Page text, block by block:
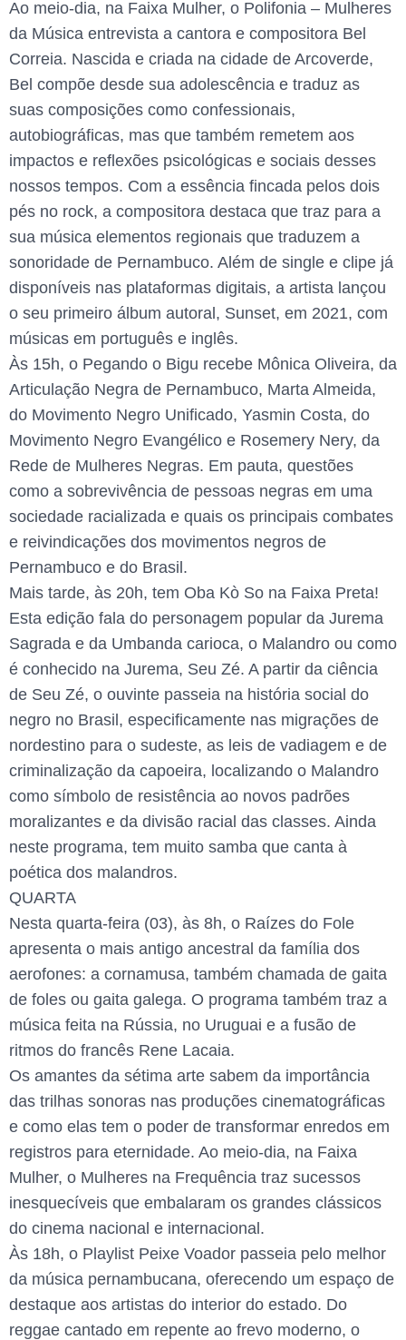
Ao meio-dia, na Faixa Mulher, o Polifonia – Mulheres
da Música entrevista a cantora e compositora Bel
Correia. Nascida e criada na cidade de Arcoverde,
Bel compõe desde sua adolescência e traduz as
suas composições como confessionais,
autobiográficas, mas que também remetem aos
impactos e reflexões psicológicas e sociais desses
nossos tempos. Com a essência fincada pelos dois
pés no rock, a compositora destaca que traz para a
sua música elementos regionais que traduzem a
sonoridade de Pernambuco. Além de single e clipe já
disponíveis nas plataformas digitais, a artista lançou
o seu primeiro álbum autoral, Sunset, em 2021, com
músicas em português e inglês.
Às 15h, o Pegando o Bigu recebe Mônica Oliveira, da
Articulação Negra de Pernambuco, Marta Almeida,
do Movimento Negro Unificado, Yasmin Costa, do
Movimento Negro Evangélico e Rosemery Nery, da
Rede de Mulheres Negras. Em pauta, questões
como a sobrevivência de pessoas negras em uma
sociedade racializada e quais os principais combates
e reivindicações dos movimentos negros de
Pernambuco e do Brasil.
Mais tarde, às 20h, tem Oba Kò So na Faixa Preta!
Esta edição fala do personagem popular da Jurema
Sagrada e da Umbanda carioca, o Malandro ou como
é conhecido na Jurema, Seu Zé. A partir da ciência
de Seu Zé, o ouvinte passeia na história social do
negro no Brasil, especificamente nas migrações de
nordestino para o sudeste, as leis de vadiagem e de
criminalização da capoeira, localizando o Malandro
como símbolo de resistência ao novos padrões
moralizantes e da divisão racial das classes. Ainda
neste programa, tem muito samba que canta à
poética dos malandros.
QUARTA
Nesta quarta-feira (03), às 8h, o Raízes do Fole
apresenta o mais antigo ancestral da família dos
aerofones: a cornamusa, também chamada de gaita
de foles ou gaita galega. O programa também traz a
música feita na Rússia, no Uruguai e a fusão de
ritmos do francês Rene Lacaia.
Os amantes da sétima arte sabem da importância
das trilhas sonoras nas produções cinematográficas
e como elas tem o poder de transformar enredos em
registros para eternidade. Ao meio-dia, na Faixa
Mulher, o Mulheres na Frequência traz sucessos
inesquecíveis que embalaram os grandes clássicos
do cinema nacional e internacional.
Às 18h, o Playlist Peixe Voador passeia pelo melhor
da música pernambucana, oferecendo um espaço de
destaque aos artistas do interior do estado. Do
reggae cantado em repente ao frevo moderno, o